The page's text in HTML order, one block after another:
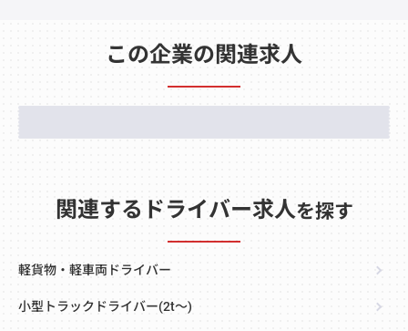
この企業の関連求人
関連するドライバー求人を探す
軽貨物・軽車両ドライバー
小型トラックドライバー(2t～)